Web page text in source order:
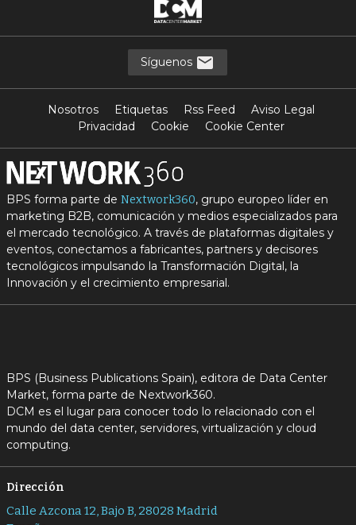
Síguenos
Nosotros Etiquetas Rss Feed
Aviso Legal
Privacidad
Cookie Cookie Center
BPS forma parte de Nextwork360, grupo europeo líder en
marketing B2B, comunicación y medios especializados para
el mercado tecnológico. A través de plataformas digitales y
eventos, conectamos a fabricantes, partners y decisores
tecnológicos impulsando la Transformación Digital, la
Innovación y el crecimiento empresarial.
BPS (Business Publications Spain), editora de Data Center
Market, forma parte de Nextwork360.
DCM es el lugar para conocer todo lo relacionado con el
mundo del data center, servidores, virtualización y cloud
computing.
Dirección
Calle Azcona 12, Bajo B, 28028 Madrid